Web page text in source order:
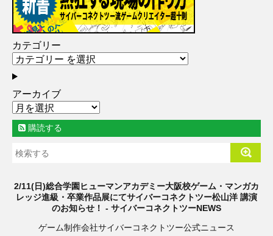
カテゴリー
アーカイブ
購読する
2/11(日)総合学園ヒューマンアカデミー大阪校ゲーム・マンガカ
レッジ進級・卒業作品展にてサイバーコネクトツー松山洋 講演
のお知らせ！ - サイバーコネクトツーNEWS
ゲーム制作会社サイバーコネクトツー公式ニュース